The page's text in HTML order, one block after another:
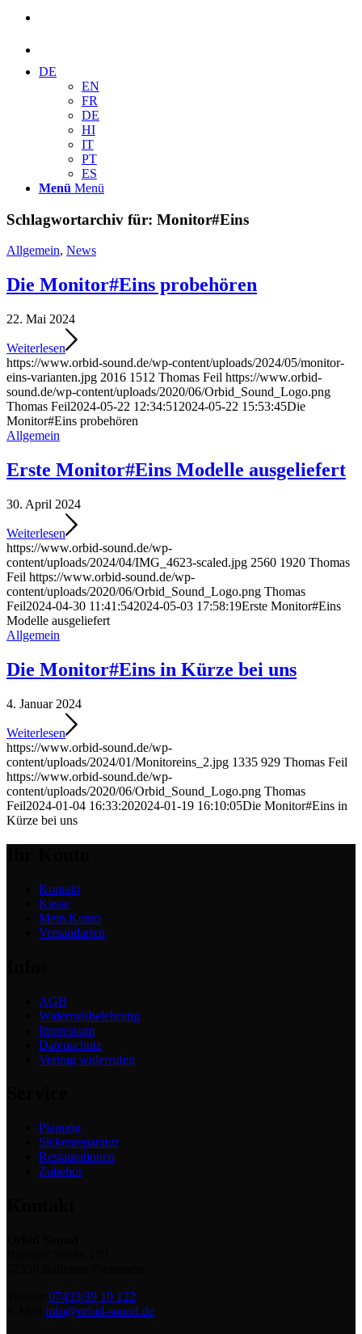
DE
EN
FR
DE
HI
IT
PT
ES
Menü Menü
Schlagwortarchiv für: Monitor#Eins
Allgemein, News
Die Monitor#Eins probehören
22. Mai 2024
Weiterlesen
https://www.orbid-sound.de/wp-content/uploads/2024/05/monitor-
eins-varianten.jpg 2016 1512 Thomas Feil https://www.orbid-
sound.de/wp-content/uploads/2020/06/Orbid_Sound_Logo.png
Thomas Feil2024-05-22 12:34:51 2024-05-22 15:53:45Die
Monitor#Eins probehören
Allgemein
Erste Monitor#Eins Modelle ausgeliefert
30. April 2024
Weiterlesen
https://www.orbid-sound.de/wp-
content/uploads/2024/04/IMG_4623-scaled.jpg 2560 1920 Thomas
Feil https://www.orbid-sound.de/wp-
content/uploads/2020/06/Orbid_Sound_Logo.png Thomas
Feil2024-04-30 11:41:542024-05-03 17:58:19Erste Monitor#Eins
Modelle ausgeliefert
Allgemein
Die Monitor#Eins in Kürze bei uns
4. Januar 2024
Weiterlesen
https://www.orbid-sound.de/wp-
content/uploads/2024/01/Monitoreins_2.jpg 1335 929 Thomas Feil
https://www.orbid-sound.de/wp-
content/uploads/2020/06/Orbid_Sound_Logo.png Thomas
Feil2024-01-04 16:33:202024-01-19 16:10:05Die Monitor#Eins in
Kürze bei uns
Kontakt
Kasse
Mein Konto
Versandarten
AGB
Widerrufsbelehrung
Impressum
Datenschutz
Vertrag widerrufen
Planung
Sickenreparatur
Restaurationen
Zubehör
07433/39 10 122
info@orbid-sound.de